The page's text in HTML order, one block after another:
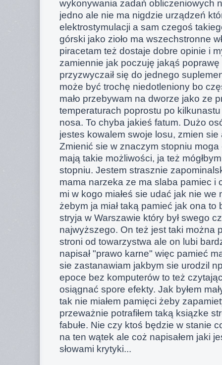
wykonywania zadań obliczeniowych
jedno ale nie ma nigdzie urządzeń
elektrostymulacji a sam czegoś
górski jako zioło ma wszechstronne
piracetam też dostaje dobre opinie i
zamiennie jak poczuję jakąś
przyzwyczaił się do jednego
może być trochę niedotleniony bo
mało przebywam na dworze jako ze
temperaturach poprostu po
nosa. To chyba jakieś fatum. Dużo
jestes kowalem swoje losu, zmien sie
Zmienić sie w znaczym stopniu
mają takie możliwości, ja też
stopniu. Jestem strasznie
mama narzeka ze ma slaba pamiec i
mi w kogo miałeś sie udać jak nie we
żebym ja miał taką pamieć jak ona to
stryja w Warszawie który był swego
najwyższego. On też jest taki można
stroni od towarzystwa ale on lubi
napisał "prawo karne" więc pamieć
sie zastanawiam jakbym sie urodzil
epoce bez komputerów to też
osiągnać spore efekty. Jak byłem
tak nie miałem pamięci żeby
przeważnie potrafiłem taką ksiązke
fabułe. Nie czy ktoś będzie w stanie
na ten wątek ale coż napisałem jaki
słowami krytyki...